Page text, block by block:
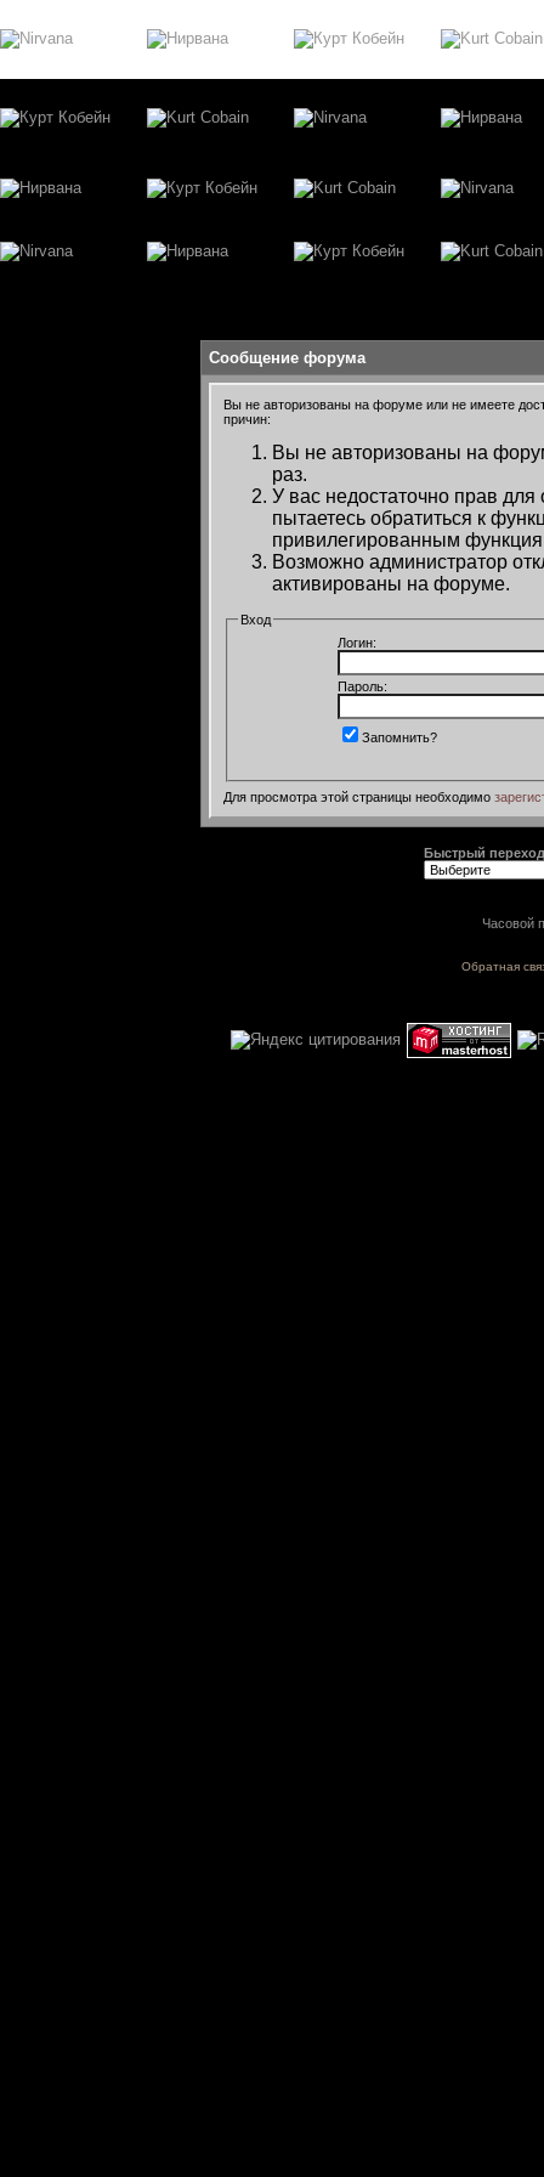
Сообщение форума
Вы не авторизованы на форуме или не имеете
причин:
Вы не авторизованы на
раз.
У вас недостаточно прав
пытаетесь обратиться к
привилегированным
Возможно администратор
активированы на форуме.
Вход
Логин:
Пароль:
Запомнить?
Для просмотра этой страницы необходимо
Быстрый переход
Часовой
Обратная